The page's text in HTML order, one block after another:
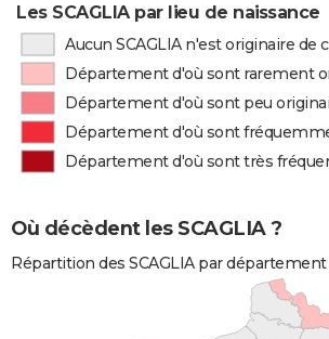
Les SCAGLIA par lieu de naissance
Aucun SCAGLIA n'est originaire de
Département d'où sont rarement
Département d'où sont peu
Département d'où sont
Département d'où sont très
Où décèdent les SCAGLIA ?
Répartition des SCAGLIA par département